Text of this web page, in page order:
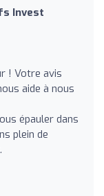
Invest
! Votre avis
aide à nous
épauler dans
plein de